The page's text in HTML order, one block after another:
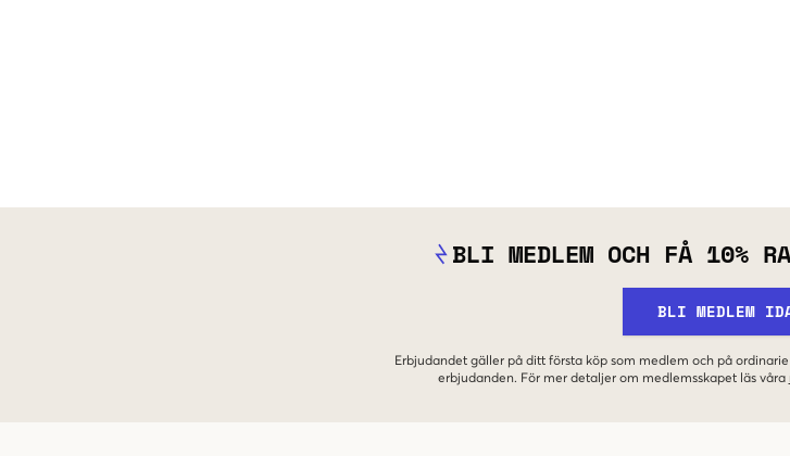
BLI MEDLEM OCH FÅ 10%
BLI MEDLEM
Erbjudandet gäller på ditt första köp som medlem och på
erbjudanden. För mer detaljer om medlemsskapet läs våra